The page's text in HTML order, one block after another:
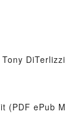
ePub